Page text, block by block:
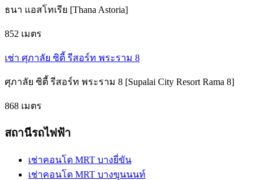
ธนา แอสโทเรีย [Thana Astoria]
852 เมตร
เช่า ศุภาลัย ซิตี้ รีสอร์ท พระราม 8
ศุภาลัย ซิตี้ รีสอร์ท พระราม 8 [Supalai City Resort Rama 8]
868 เมตร
สถานีรถไฟฟ้า
เช่าคอนโด MRT บางยี่ขัน
เช่าคอนโด MRT บางขุนนนท์